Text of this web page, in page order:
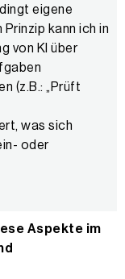
eigene
kann ich in
von KI über
(z.B.: „Prüft
was sich
oder
Aspekte im